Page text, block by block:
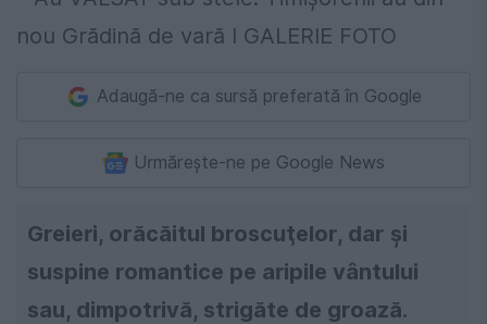
Adaugă-ne ca sursă preferată în Google
Urmărește-ne pe Google News
Greieri, orăcăitul broscuţelor, dar şi
suspine romantice pe aripile vântului
sau, dimpotrivă, strigăte de groază.